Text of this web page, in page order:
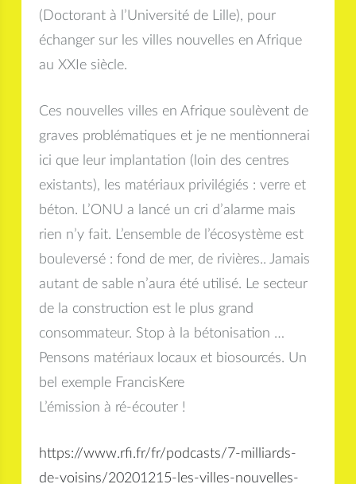
(Doctorant à l’Université de Lille), pour
échanger sur les villes nouvelles en Afrique
au XXIe siècle.
Ces nouvelles villes en Afrique soulèvent de
graves problématiques et je ne mentionnerai
ici que leur implantation (loin des centres
existants), les matériaux privilégiés : verre et
béton. L’ONU a lancé un cri d’alarme mais
rien n’y fait. L’ensemble de l’écosystème est
bouleversé : fond de mer, de rivières.. Jamais
autant de sable n’aura été utilisé. Le secteur
de la construction est le plus grand
consommateur. Stop à la bétonisation …
Pensons matériaux locaux et biosourcés. Un
bel exemple FrancisKere
L’émission à ré-écouter !
https://www.rfi.fr/fr/podcasts/7-milliards-
de-voisins/20201215-les-villes-nouvelles-